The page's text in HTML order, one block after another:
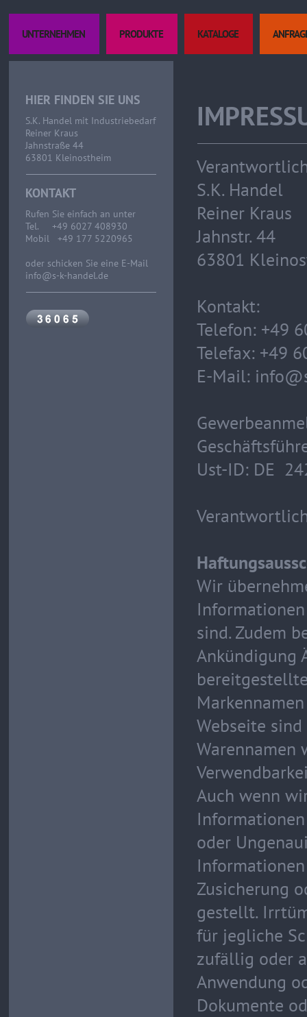
UNTERNEHMEN PRODUKTE KATALOGE
HIER FINDEN SIE UNS
S.K. Handel mit Industriebedarf
Reiner Kraus
Jahnstraße 44
63801 Kleinostheim
KONTAKT
Rufen Sie einfach an unter
Tel. +49 6027 408930
Mobil +49 177 5220965
oder schicken Sie eine E-Mail
info@s-k-handel.de
S.K. Handel
Reiner Kraus
Jahnstr. 44
63801
Kontakt:
Telefon: +49
Telefax: +49
E-Mail:
Ust-ID: DE
Wir
sind. Zudem
Ankündigung
Webseite
Warennamen
Auch wenn
oder
Zusicherung
gestellt.
für jegliche
zufällig oder
Anwendung
Dokumente